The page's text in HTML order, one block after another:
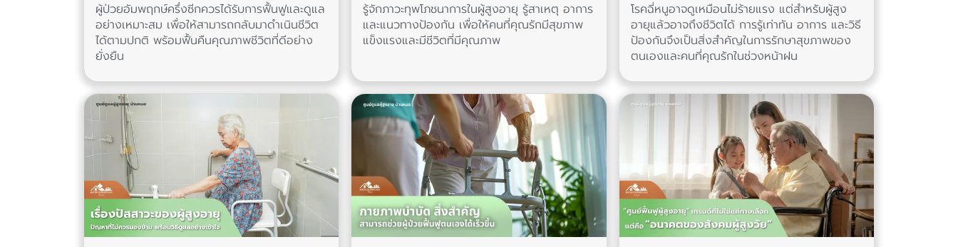
ผู้ป่วยอัมพฤกษ์ครึ่งซีกควรได้รับการฟื้นฟูและดูแล
อย่างเหมาะสม เพื่อให้สามารถกลับมาดำเนินชีวิต
ได้ตามปกติ พร้อมฟื้นคืนคุณภาพชีวิตที่ดีอย่าง
ยั่งยืน
รู้จักภาวะทุพโภชนาการในผู้สูงอายุ รู้สาเหตุ อาการ
และแนวทางป้องกัน เพื่อให้คนที่คุณรักมีสุขภาพ
แข็งแรงและมีชีวิตที่มีคุณภาพ
โรคฉี่หนูอาจดูเหมือนไม่ร้ายแรง แต่สำหรับผู้สูง
อายุแล้วอาจถึงชีวิตได้ การรู้เท่าทัน อาการ และวิธี
ป้องกันจึงเป็นสิ่งสำคัญในการรักษาสุขภาพของ
ตนเองและคนที่คุณรักในช่วงหน้าฝน